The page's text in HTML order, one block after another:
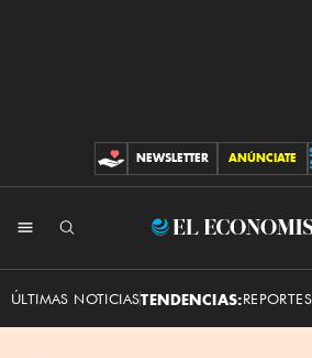
CONTRIBUCIONES
NEWSLETTER ANÚNCIATE
El
ÚLTIMAS NOTICIASTENDENCIAS: